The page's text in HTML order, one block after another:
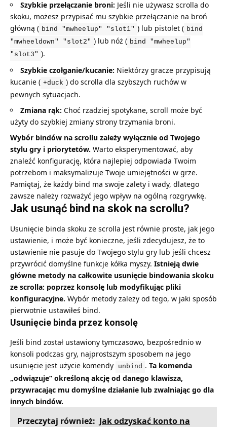
Szybkie przełączanie broni: Jeśli nie używasz scrolla do
skoku, możesz przypisać mu szybkie przełączanie na broń
główną ( bind "mwheelup" "slot1" ) lub pistolet ( bind
"mwheeldown" "slot2" ) lub nóż ( bind "mwheelup"
"slot3" ).
Szybkie czołganie/kucanie: Niektórzy gracze przypisują
kucanie ( +duck ) do scrolla dla szybszych ruchów w
pewnych sytuacjach.
Zmiana rąk: Choć rzadziej spotykane, scroll może być
użyty do szybkiej zmiany strony trzymania broni.
Wybór bindów na scrollu zależy wyłącznie od Twojego
stylu gry i priorytetów. Warto eksperymentować, aby
znaleźć konfigurację, która najlepiej odpowiada Twoim
potrzebom i maksymalizuje Twoje umiejętności w grze.
Pamiętaj, że każdy bind ma swoje zalety i wady, dlatego
zawsze należy rozważyć jego wpływ na ogólną rozgrywkę.
Jak usunąć bind na skok na scrollu?
Usunięcie binda skoku ze scrolla jest równie proste, jak jego
ustawienie, i może być konieczne, jeśli zdecydujesz, że to
ustawienie nie pasuje do Twojego stylu gry lub jeśli chcesz
przywrócić domyślne funkcje kółka myszy. Istnieją dwie
główne metody na całkowite usunięcie bindowania skoku
ze scrolla: poprzez konsolę lub modyfikując pliki
konfiguracyjne. Wybór metody zależy od tego, w jaki sposób
pierwotnie ustawiłeś bind.
Usunięcie binda przez konsolę
Jeśli bind został ustawiony tymczasowo, bezpośrednio w
konsoli podczas gry, najprostszym sposobem na jego
usunięcie jest użycie komendy
unbind . Ta komenda
„odwiązuje” określoną akcję od danego klawisza,
przywracając mu domyślne działanie lub zwalniając go dla
innych bindów.
Przeczytaj również: Jak odzyskać konto na